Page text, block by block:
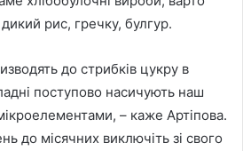
рис, гречку, булгур.
до стрибків цукру в
поступово насичують наш
– каже Артіпова.
до місячних виключіть зі свого